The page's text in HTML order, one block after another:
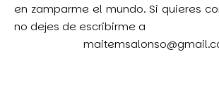
en zamparme el mundo. Si quieres
no dejes de escribirme a